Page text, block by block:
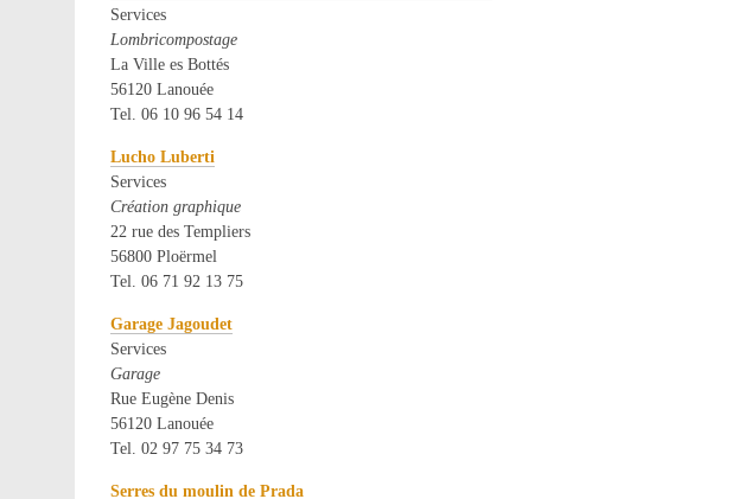
Services
Lombricompostage
La Ville es Bottés
56120 Lanouée
Tel. 06 10 96 54 14
Lucho Luberti
Services
Création graphique
22 rue des Templiers
56800 Ploërmel
Tel. 06 71 92 13 75
Garage Jagoudet
Services
Garage
Rue Eugène Denis
56120 Lanouée
Tel. 02 97 75 34 73
Serres du moulin de Prada